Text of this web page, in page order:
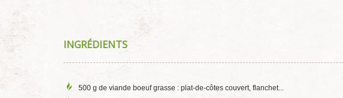
INGRÉDIENTS
500 g de viande boeuf grasse : plat-de-côtes couvert, flanchet...